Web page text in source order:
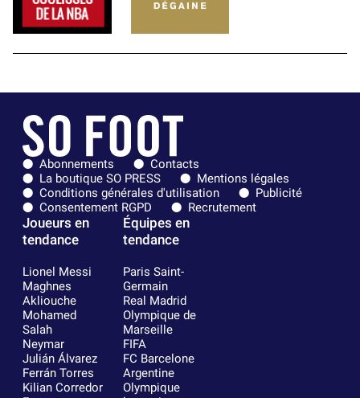
Abonnements
Contacts
La boutique SO PRESS
Mentions légales
Conditions générales d'utilisation
Publicité
Consentement RGPD
Recrutement
Joueurs en
tendance
Lionel Messi
Maghnes
Akliouche
Mohamed
Salah
Neymar
Julián Álvarez
Ferrán Torres
Kilian Corredor
Équipes en
tendance
Paris Saint-
Germain
Real Madrid
Olympique de
Marseille
FIFA
FC Barcelone
Argentine
Olympique